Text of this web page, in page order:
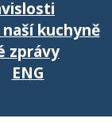
naší kuchyně
zprávy
ENG